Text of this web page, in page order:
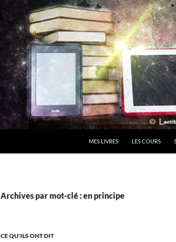
MES LIVRES LES COURS
Archives par mot-clé : en principe
CE QU'ILS ONT DIT